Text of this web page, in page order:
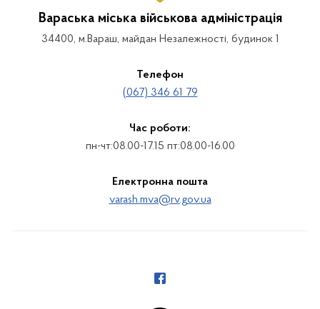
Вараська міська військова адміністрація
34400, м.Вараш, майдан Незалежності, будинок 1
Телефон
(067) 346 61 79
Час роботи:
пн-чт:08.00-17.15 пт:08.00-16.00
Електронна пошта
varash.mva@rv.gov.ua